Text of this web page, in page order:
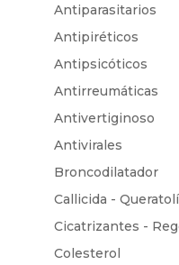
Antiparasitarios
Antipiréticos
Antipsicóticos
Antirreumáticas
Antivertiginoso
Antivirales
Broncodilatador
Callicida -
Cicatrizantes -
Colesterol